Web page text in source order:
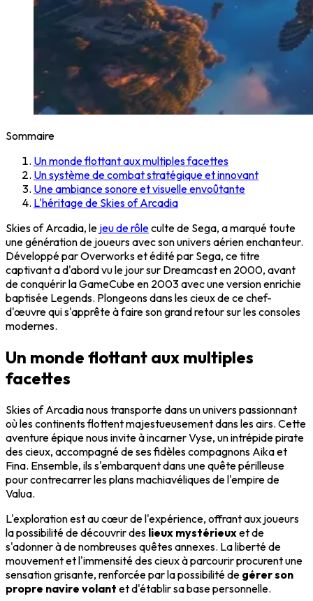
Sommaire
Un monde flottant aux multiples facettes
Un système de combat stratégique et innovant
Une ambiance sonore et visuelle envoûtante
L'héritage de Skies of Arcadia
Skies of Arcadia, le jeu de rôleculte de Sega, a marqué toute
une génération de joueurs avec son univers aérien enchanteur.
Développé par Overworks et édité par Sega, ce titre
captivant a d'abord vu le jour sur Dreamcast en 2000, avant
de conquérir la GameCube en 2003 avec une version enrichie
baptisée Legends. Plongeons dans les cieux de ce chef-
d'œuvre qui s'apprête à faire son grand retour sur les consoles
modernes.
Un monde flottant aux multiples
facettes
Skies of Arcadia nous transporte dans un univers passionnant
où les continents flottent majestueusement dans les airs. Cette
aventure épique nous invite à incarner Vyse, un intrépide pirate
des cieux, accompagné de ses fidèles compagnons Aika et
Fina. Ensemble, ils s'embarquent dans une quête périlleuse
pour contrecarrer les plans machiavéliques de l'empire de
Valua.
L'exploration est au cœur de l'expérience, offrant aux joueurs
la possibilité de découvrir des lieux mystérieuxet de
s'adonner à de nombreuses quêtes annexes. La liberté de
mouvement et l'immensité des cieux à parcourir procurent une
sensation grisante, renforcée par la possibilité de gérer son
propre navire volant et d'établir sa base personnelle.